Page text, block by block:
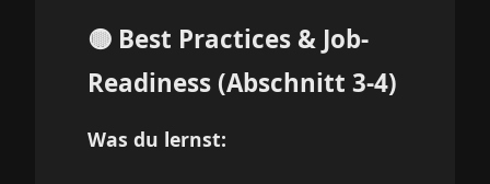
🟡 Best Practices & Job-
Readiness (Abschnitt 3-4)
Was du lernst: